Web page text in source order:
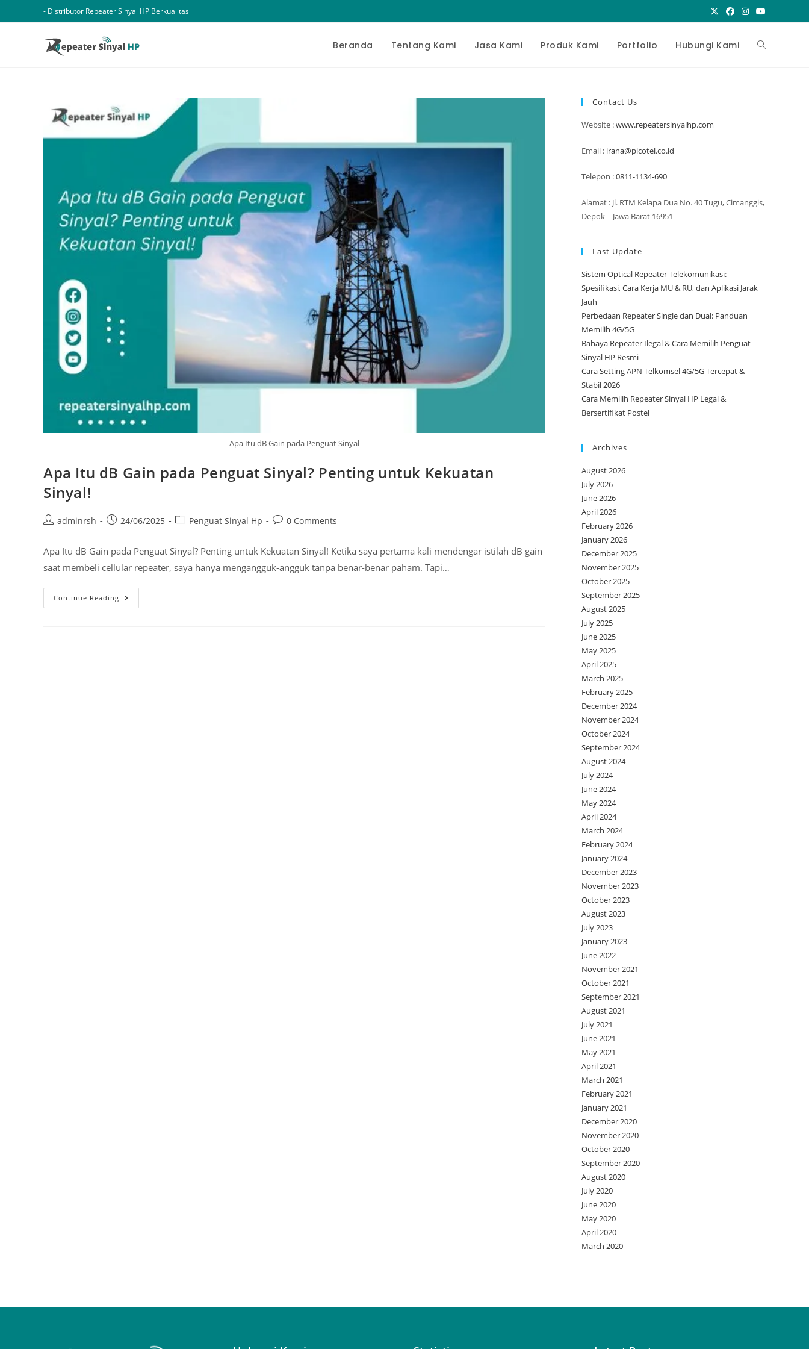
to
- Distributor Repeater Sinyal HP Berkualitas
Beranda Tentang Kami Jasa Kami Produk Kami Portfolio Hubungi Kami Toggle
Apa Itu dB Gain pada Penguat Sinyal
Apa Itu dB Gain pada Penguat Sinyal? Penting untuk Kekuatan
Sinyal!
Postadminrsh
Post24/06/2025
PostPenguat Sinyal Hp
Post0 Comments
Apa Itu dB Gain pada Penguat Sinyal? Penting untuk Kekuatan Sinyal! Ketika saya pertama kali mendengar istilah dB gain
saat membeli cellular repeater, saya hanya mengangguk-angguk tanpa benar-benar paham. Tapi…
Continue Reading Apa
Itu
Contact Us
Website :www.repeatersinyalhp.com
Email : irana@picotel.co.id
Telepon :0811-1134-690
Alamat : Jl. RTM Kelapa Dua No. 40 Tugu, Cimanggis,
Depok – Jawa Barat 16951
Last Update
Sistem Optical Repeater Telekomunikasi:
Spesifikasi, Cara Kerja MU & RU, dan Aplikasi Jarak
Jauh
Perbedaan Repeater Single dan Dual: Panduan
Memilih 4G/5G
Bahaya Repeater Ilegal & Cara Memilih Penguat
Sinyal HP Resmi
Cara Setting APN Telkomsel 4G/5G Tercepat &
Stabil 2026
Cara Memilih Repeater Sinyal HP Legal &
Bersertifikat Postel
Archives
August 2026
July 2026
June 2026
April 2026
February 2026
January 2026
December 2025
November 2025
October 2025
September 2025
August 2025
July 2025
June 2025
May 2025
April 2025
March 2025
February 2025
December 2024
November 2024
October 2024
September 2024
August 2024
July 2024
June 2024
May 2024
April 2024
March 2024
February 2024
January 2024
December 2023
November 2023
October 2023
August 2023
July 2023
January 2023
June 2022
November 2021
October 2021
September 2021
August 2021
July 2021
June 2021
May 2021
April 2021
March 2021
February 2021
January 2021
December 2020
November 2020
October 2020
September 2020
August 2020
July 2020
June 2020
May 2020
April 2020
March 2020